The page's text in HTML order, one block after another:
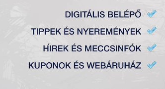
ott . A lányok augusztus
és Körmöczi lőtte.
szereplő csapattal, ezúttal 11:
2-re